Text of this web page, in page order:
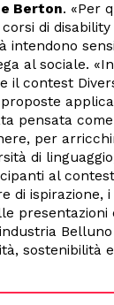
Berton. «Per
di
intendono
al sociale.
il contest
pensata
per
di
al
di
sostenibilità